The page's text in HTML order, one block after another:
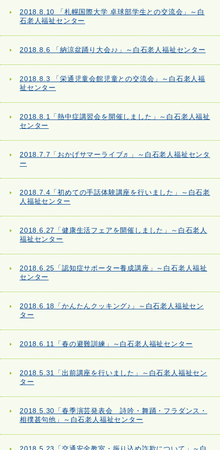
2018.8.10 「札幌国際大学 卓球部学生との交流会」～白
石老人福祉センター
2018.8.6 「納涼盆踊り大会♪♪」～白石老人福祉センター
2018.8.3 「栄通児童会館児童との交流会」～白石老人福
祉センター
2018.8.1「熱中症講習会を開催しました」～白石老人福祉
センター
2018.7.7「おかげサマーライブ♬」～白石老人福祉センタ
ー
2018.7.4「初めての手話体験講座を行いました」～白石老
人福祉センター
2018.6.27「健康生活フェアを開催しました」～白石老人
福祉センター
2018.6.25「認知症サポーター養成講座」～白石老人福祉
センター
2018.6.18「かんたんクッキング♪」～白石老人福祉セン
ター
2018.6.11「春の避難訓練」～白石老人福祉センター
2018.5.31「出前講座を行いました」～白石老人福祉セン
ター
2018.5.30「春季演芸発表会 詩吟・舞踊・フラダンス・
相撲甚句他」～白石老人福祉センター